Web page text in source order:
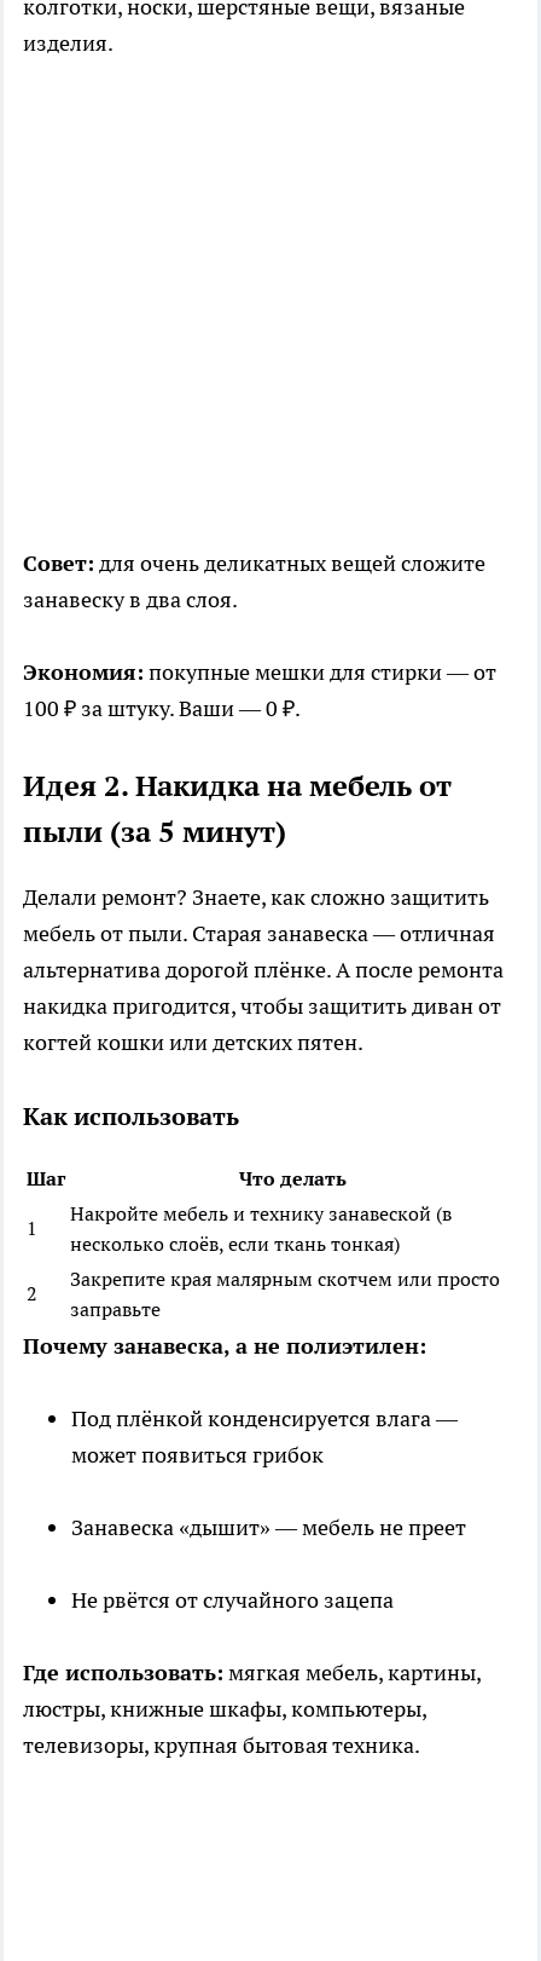
колготки, носки, шерстяные вещи, вязаные
изделия.
Совет: для очень деликатных вещей сложите
занавеску в два слоя.
Экономия: покупные мешки для стирки — от
100 ₽ за штуку. Ваши — 0 ₽.
Идея 2. Накидка на мебель от
пыли (за 5 минут)
Делали ремонт? Знаете, как сложно защитить
мебель от пыли. Старая занавеска — отличная
альтернатива дорогой плёнке. А после ремонта
накидка пригодится, чтобы защитить диван от
когтей кошки или детских пятен.
Как использовать
Шаг Что делать
1
Накройте мебель и технику занавеской (в
несколько слоёв, если ткань тонкая)
2
Закрепите края малярным скотчем или просто
заправьте
Почему занавеска, а не полиэтилен:
Под плёнкой конденсируется влага —
может появиться грибок
Занавеска «дышит» — мебель не преет
Не рвётся от случайного зацепа
Где использовать: мягкая мебель, картины,
люстры, книжные шкафы, компьютеры,
телевизоры, крупная бытовая техника.